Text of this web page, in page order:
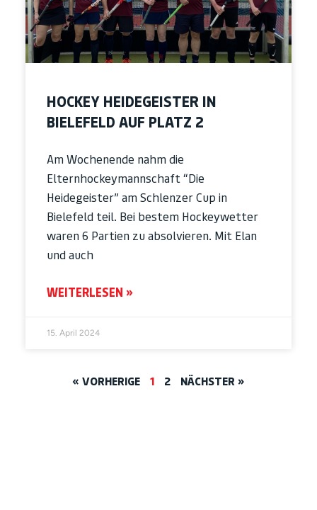
HOCKEY HEIDEGEISTER IN
BIELEFELD AUF PLATZ 2
Am Wochenende nahm die
Elternhockeymannschaft “Die
Heidegeister” am Schlenzer Cup in
Bielefeld teil. Bei bestem Hockeywetter
waren 6 Partien zu absolvieren. Mit Elan
und auch
WEITERLESEN »
15. April 2024
« VORHERIGE 1 2 NÄCHSTER »